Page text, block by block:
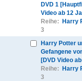
DVD 1
Video ab 12
Reihe:
Harry
3
Harry Potter
Gefangene
[DVD Video
Reihe:
Harry
3